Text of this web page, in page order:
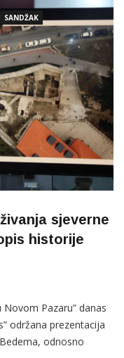
SANDŽAK
sjeverne
historije
Pazaru” danas
održana prezentacija
odnosno